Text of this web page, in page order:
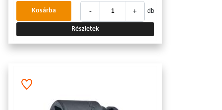
- + db
Kosárba
Részletek